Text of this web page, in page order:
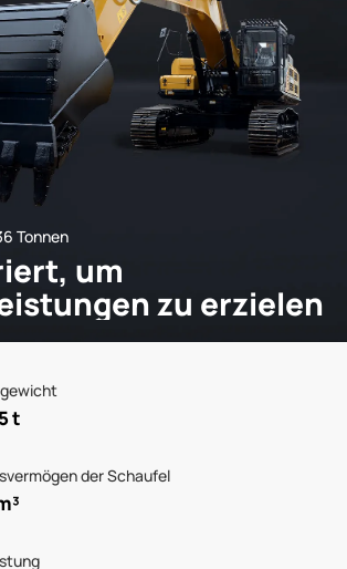
Tonnen
um
zu erzielen
t
der Schaufel